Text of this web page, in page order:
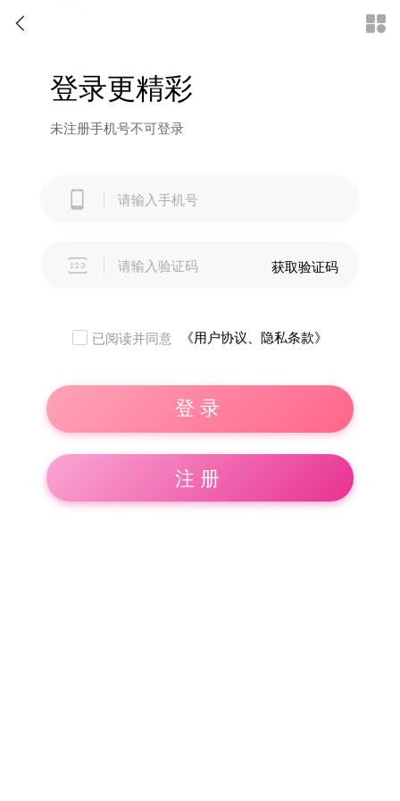

登录更精彩
未注册手机号不可登录
 获取验证码
已阅读并同意 《用户协议、隐私条款》
登录
注册
